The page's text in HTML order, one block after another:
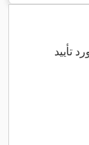
اِی‌بی‌اِس‎, برنامه
کنترل کشش